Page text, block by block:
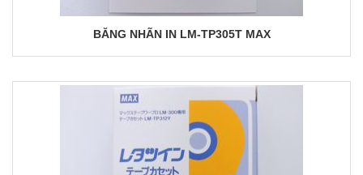
BĂNG NHÃN IN LM-TP305T MAX